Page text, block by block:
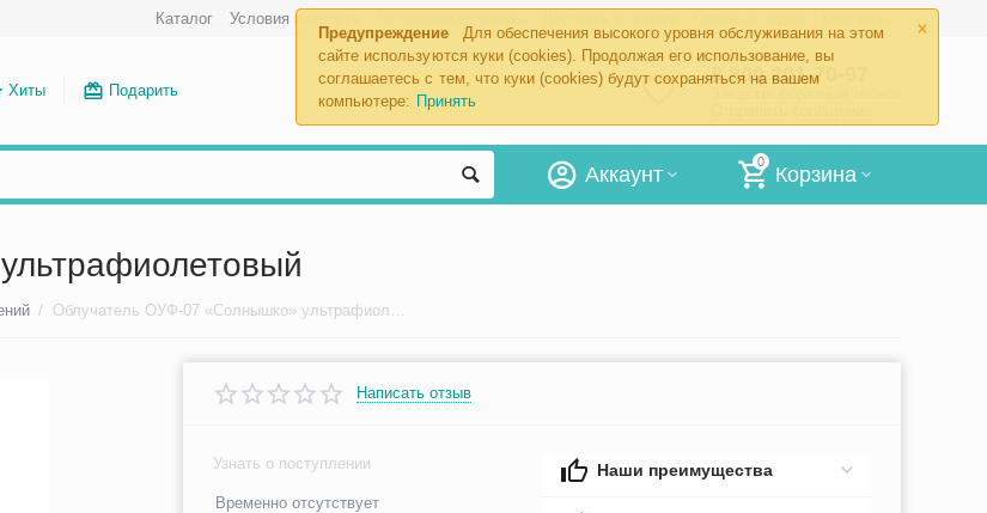
×
Предупреждение
Для обеспечения высокого уровня обслуживания на этом
сайте используются куки (cookies). Продолжая его использование, вы
соглашаетесь с тем, что куки (cookies) будут сохраняться на вашем
компьютере: Принять
Каталог Условия возврата
Хиты Подарить
8 800 201-70-97
0
Корзина
Аккаунт
/ Облучатель ОУФ-07 «Солнышко» ультрафиолетовый
Написать отзыв
Узнать о поступлении
Временно отсутствует
Наши преимущества